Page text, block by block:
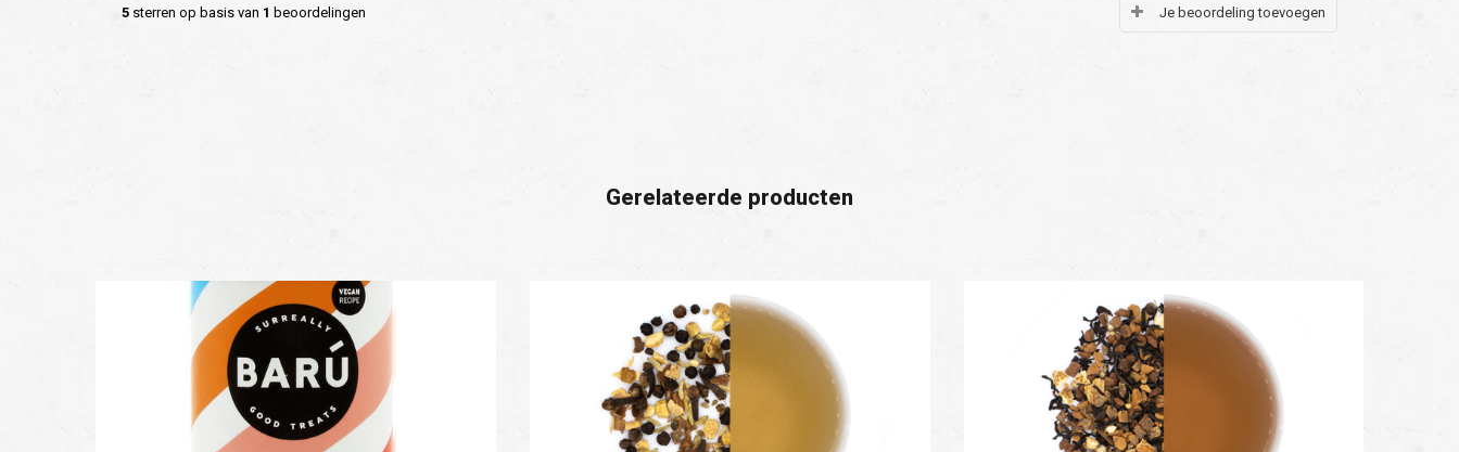
5 sterren op basis van 1 beoordelingen Je beoordeling toevoegen
Gerelateerde producten